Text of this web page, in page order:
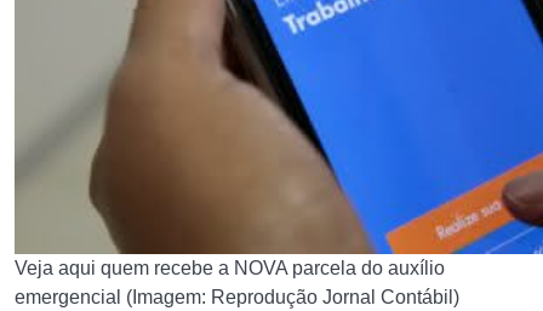
Veja aqui quem recebe a NOVA parcela do auxílio
emergencial (Imagem: Reprodução Jornal Contábil)